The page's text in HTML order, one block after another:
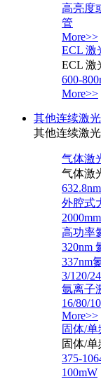
高亮度
管
More>>
ECL 激
ECL 激
600-
More>>
其他连续激
其他连续激
气体激
气体激
外腔式
高功率
320nm
337nm
3/120/
氩离子
16/80/
More>>
固体/
固体/
375-
100mW